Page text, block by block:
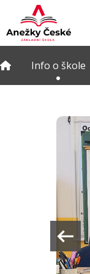
Info o škole
arrow_left_alt